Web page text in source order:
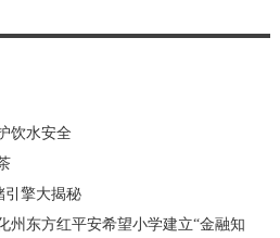
饮水安全
引擎大揭秘
州东方红平安希望小学建立“金融知